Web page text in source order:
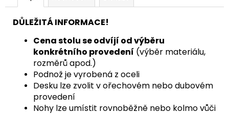
DŮLEŽITÁ INFORMACE!
Cena stolu se odvíjí od výběru
konkrétního provedení (výběr materiálu,
rozměrů apod.)
Podnož je vyrobená z oceli
Desku lze zvolit v ořechovém nebo dubovém
provedení
Nohy lze umístit rovnoběžně nebo kolmo vůči